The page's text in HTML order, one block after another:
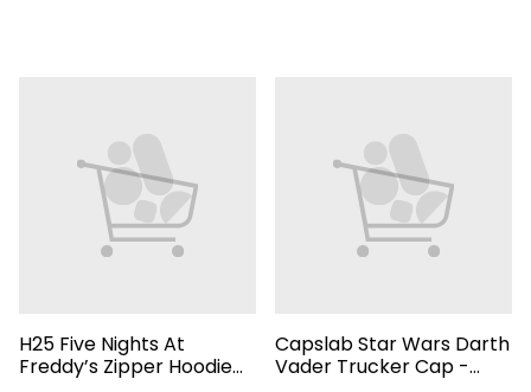
H25 Five Nights At
Freddy’s Zipper Hoodie
Capslab Star Wars Darth
Vader Trucker Cap -